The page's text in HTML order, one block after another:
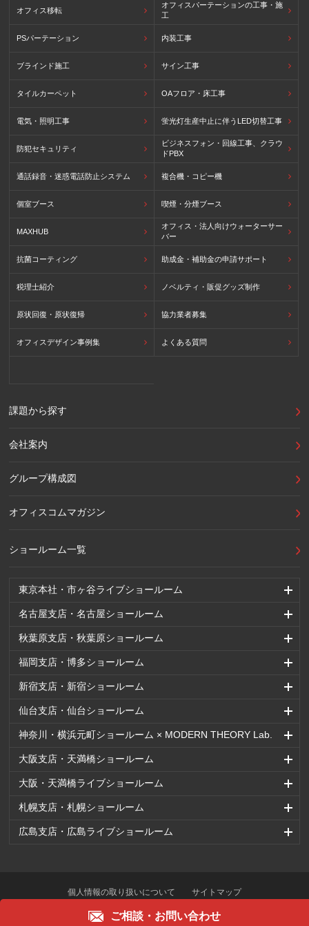
ご相談・ お問い合わせ
東京本社・市ヶ谷ライブショールーム
名古屋支店・名古屋ショールーム
秋葉原支店・秋葉原ショールーム
福岡支店・博多ショールーム
新宿支店・新宿ショールーム
仙台支店・仙台ショールーム
神奈川・横浜元町ショールーム × MODERN THEORY Lab.
大阪支店・天満橋ショールーム
大阪・天満橋ライブショールーム
札幌支店・札幌ショールーム
広島支店・広島ライブショールーム
オフィス移転
オフィスパーテーションの工事・施
工
PSパーテーション 内装工事
ブラインド施工 サイン工事
タイルカーペット OAフロア・床工事
電気・照明工事 蛍光灯生産中止に伴うLED切替工事
防犯セキュリティ
ビジネスフォン・回線工事、クラウ
ドPBX
通話録音・迷惑電話防止システム 複合機・コピー機
個室ブース 喫煙・分煙ブース
MAXHUB
オフィス・法人向けウォーターサー
バー
抗菌コーティング 助成金・補助金の申請サポート
税理士紹介 ノベルティ・販促グッズ制作
原状回復・原状復帰 協力業者募集
オフィスデザイン事例集 よくある質問
課題から探す
会社案内
グループ構成図
オフィスコムマガジン
ショールーム一覧
個人情報の取り扱いについて サイトマップ
Copyright © OFFICECOM.Co.,Ltd. All right reserved.